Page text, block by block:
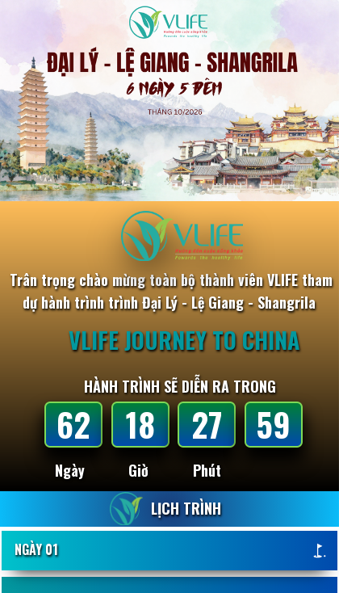
Trân trọng chào mừng toàn bộ thành viên VLIFE tham
dự hành trình trình Đại Lý - Lệ Giang - Shangrila
62 18 27 57
Ngày Giờ Phút
HÀNH TRÌNH SẼ DIỄN RA TRONG
VLIFE JOURNEY TO CHINA
LỊCH TRÌNH
NGÀY 01